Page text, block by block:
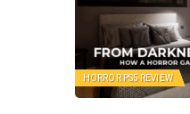
HORROR PS5 REVIEW